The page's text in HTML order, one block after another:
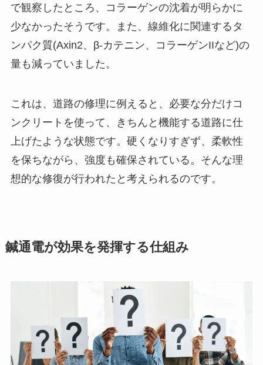
で観察したところ、コラーゲンの沈着が明らかに
少なかったそうです。また、線維化に関連するタ
ンパク質(Axin2、β-カテニン、コラーゲンIIなど)の
量も減っていました。
これは、道路の修理に例えると、必要な分だけコ
ンクリートを使って、きちんと機能する道路に仕
上げたような状態です。硬くなりすぎず、柔軟性
を保ちながら、強度も確保されている。そんな理
想的な修復が行われたと考えられるのです。
鍼通電が効果を発揮する仕組み